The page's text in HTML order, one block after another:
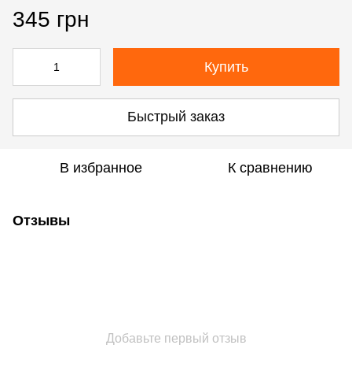
345 грн
Купить
Быстрый заказ
В избранное К сравнению
Отзывы
Добавьте первый отзыв